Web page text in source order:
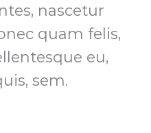
nascetur
quam felis,
eu,
sem.